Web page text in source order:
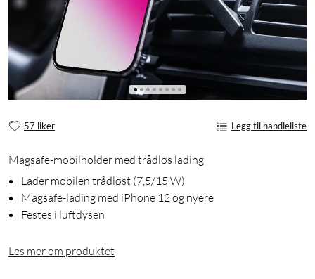
57 liker Legg til handleliste
Magsafe-mobilholder med trådløs lading
Lader mobilen trådløst (7,5/15 W)
Magsafe-lading med iPhone 12 og nyere
Festes i luftdysen
Les mer om produktet